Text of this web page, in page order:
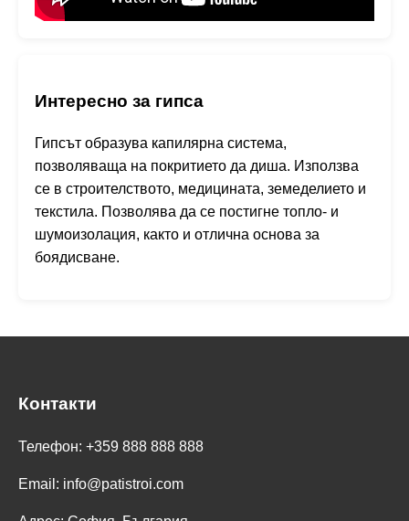
Интересно за гипса
Гипсът образува капилярна система,
позволяваща на покритието да диша. Използва
се в строителството, медицината, земеделието и
текстила. Позволява да се постигне топло- и
шумоизолация, както и отлична основа за
боядисване.
Контакти
Телефон: +359 888 888 888
Email: info@patistroi.com